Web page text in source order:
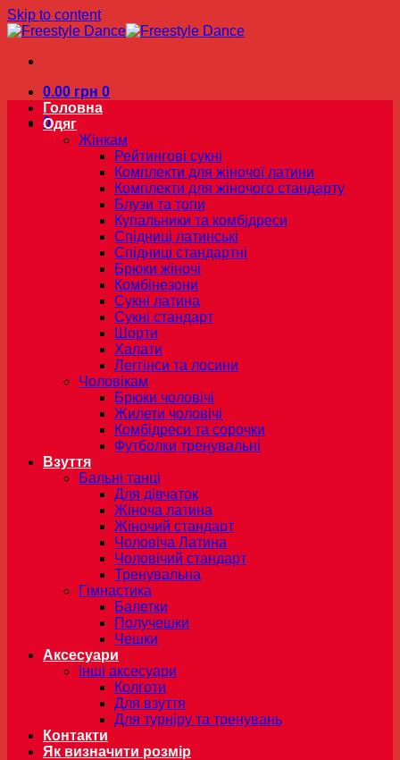
Skip to content
0.00 грн 0
0
Головна
Одяг
Жінкам
Рейтингові сукні
Комплекти для жіночої латини
Комплекти для жіночого стандарту
Блузи та топи
Купальники та комбідреси
Спідниці латинські
Спідниці стандартні
Брюки жіночі
Комбінезони
Сукні латина
Сукні стандарт
Шорти
Халати
Леггінси та лосини
Чоловікам
Брюки чоловічі
Жилети чоловічі
Комбідреси та сорочки
Футболки тренувальні
Взуття
Бальні танці
Для дівчаток
Жіноча латина
Жіночий стандарт
Чоловіча Латина
Чоловічий стандарт
Тренувальна
Гімнастика
Балетки
Получешки
Чешки
Аксесуари
Інші аксесуари
Колготи
Для взуття
Для турніру та тренувань
Контакти
Як визначити розмір